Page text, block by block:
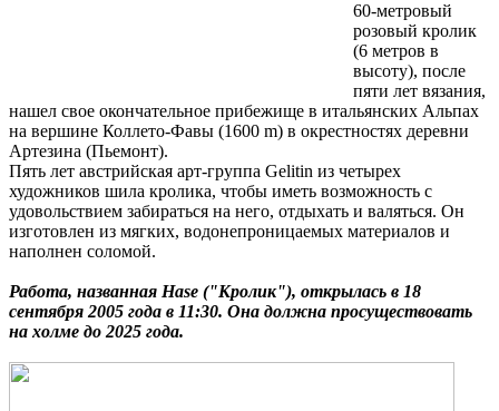
60-метровый
розовый кролик
(6 метров в
высоту), после
пяти лет вязания,
нашел свое окончательное прибежище в итальянских Альпах
на вершине Коллето-Фавы (1600 m) в окрестностях деревни
Артезина (Пьемонт).
Пять лет австрийская арт-группа Gelitin из четырех
художников шила кролика, чтобы иметь возможность с
удовольствием забираться на него, отдыхать и валяться. Он
изготовлен из мягких, водонепроницаемых материалов и
наполнен соломой.
Работа, названная Hase ("Кролик"), открылась в 18
сентября 2005 года в 11:30. Она должна просуществовать
на холме до 2025 года.